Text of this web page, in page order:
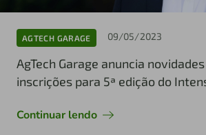
AGTECH GARAGE 09/05/2023
AgTech Garage anuncia
inscrições para 5ª edição do
Continuar lendo